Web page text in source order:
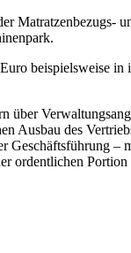
beispielsweise
des
–
ordentlichen